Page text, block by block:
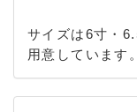
サイズは6寸・
用意しています。